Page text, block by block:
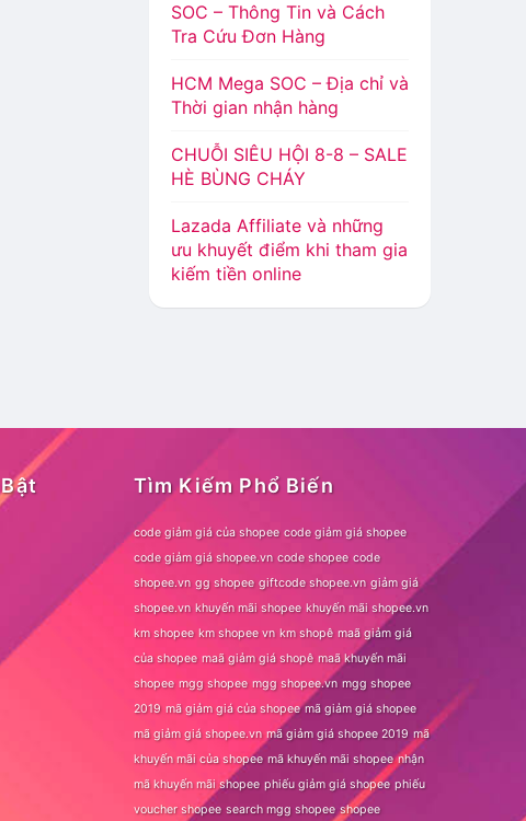
SOC – Thông Tin và Cách
Tra Cứu Đơn Hàng
HCM Mega SOC – Địa chỉ và
Thời gian nhận hàng
CHUỖI SIÊU HỘI 8-8 – SALE
HÈ BÙNG CHÁY
Lazada Affiliate và những
ưu khuyết điểm khi tham gia
kiếm tiền online
Tìm Kiếm Phổ Biến
code giảm giá của shopee code giảm giá shopee
code giảm giá shopee.vn code shopee code
shopee.vn gg shopee giftcode shopee.vn giảm giá
shopee.vn khuyến mãi shopee khuyến mãi shopee.vn
km shopee km shopee vn km shopê maã giảm giá
của shopee maã giảm giá shopê maã khuyến mãi
shopee mgg shopee mgg shopee.vn mgg shopee
2019 mã giảm giá của shopee mã giảm giá shopee
mã giảm giá shopee.vn mã giảm giá shopee 2019 mã
khuyến mãi của shopee mã khuyến mãi shopee nhận
mã khuyến mãi shopee phiếu giảm giá shopee phiếu
voucher shopee search mgg shopee shopee